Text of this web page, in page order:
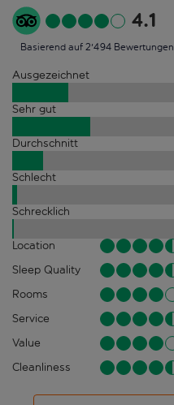
4.1
Basierend auf 2'494 Bewertungen
Ausgezeichnet
Sehr gut
Durchschnitt
Schlecht
Schrecklich
Location
Sleep Quality
Rooms
Service
Value
Cleanliness